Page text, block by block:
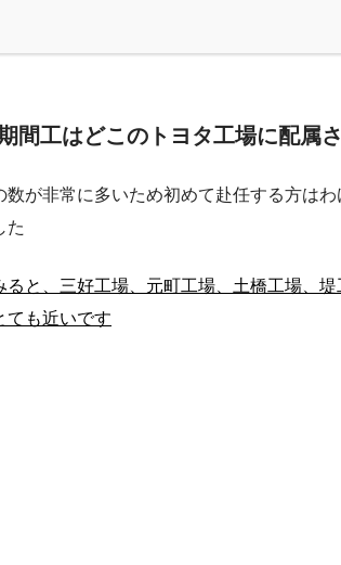
間工はどこのトヨタ工場に配属
数が非常に多いため初めて赴任する方は
た
と、三好工場、元町工場、土橋工場、堤
ても近いです